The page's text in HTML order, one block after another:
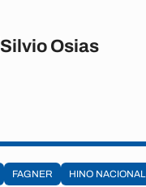
Silvio Osias
FAGNER HINO NACIONAL